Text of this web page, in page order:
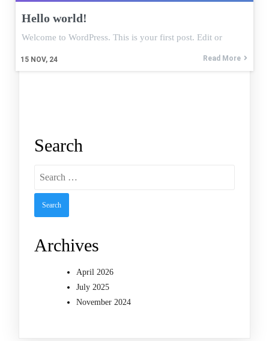
Hello world!
15 NOV, 24
Welcome to WordPress. This is your first post. Edit or
Read More
Search
Archives
April 2026
July 2025
November 2024